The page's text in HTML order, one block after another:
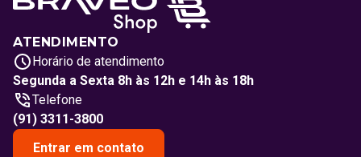
ATENDIMENTO
Horário de atendimento
Segunda a Sexta 8h às 12h e 14h às 18h
Telefone
(91) 3311-3800
Entrar em contato